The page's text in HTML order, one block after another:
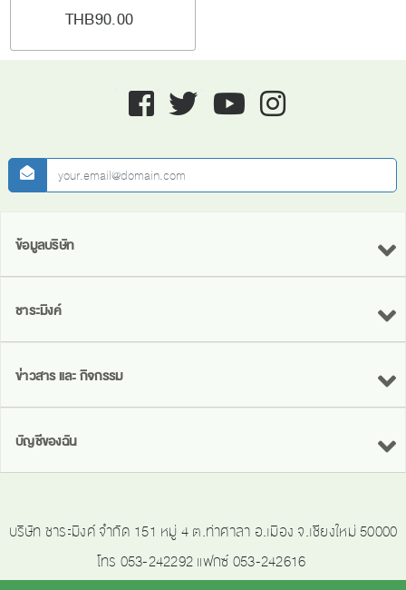
THB90.00
Facebook twitter youtube instagram
newsletter
ข้อมูลบริษัท
ชาระมิงค์
ข่าวสาร และ กิจกรรม
บัญชีของฉัน
บริษัท ชาระมิงค์ จำกัด 151 หมู่ 4 ต.ท่าศาลา อ.เมือง จ.เชียงใหม่ 50000
โทร 053-242292 แฟกซ์ 053-242616